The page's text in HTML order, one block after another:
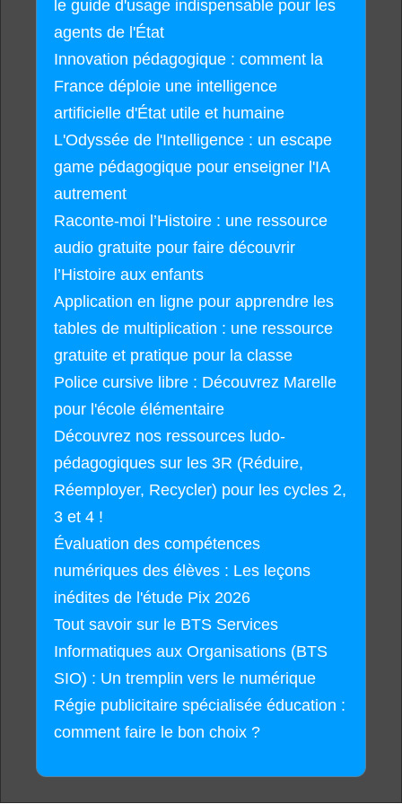
le guide d'usage indispensable pour les
agents de l'État
Innovation pédagogique : comment la
France déploie une intelligence
artificielle d'État utile et humaine
L'Odyssée de l'Intelligence : un escape
game pédagogique pour enseigner l'IA
autrement
Raconte-moi l’Histoire : une ressource
audio gratuite pour faire découvrir
l’Histoire aux enfants
Application en ligne pour apprendre les
tables de multiplication : une ressource
gratuite et pratique pour la classe
Police cursive libre : Découvrez Marelle
pour l'école élémentaire
Découvrez nos ressources ludo-
pédagogiques sur les 3R (Réduire,
Réemployer, Recycler) pour les cycles 2,
3 et 4 !
Évaluation des compétences
numériques des élèves : Les leçons
inédites de l'étude Pix 2026
Tout savoir sur le BTS Services
Informatiques aux Organisations (BTS
SIO) : Un tremplin vers le numérique
Régie publicitaire spécialisée éducation :
comment faire le bon choix ?